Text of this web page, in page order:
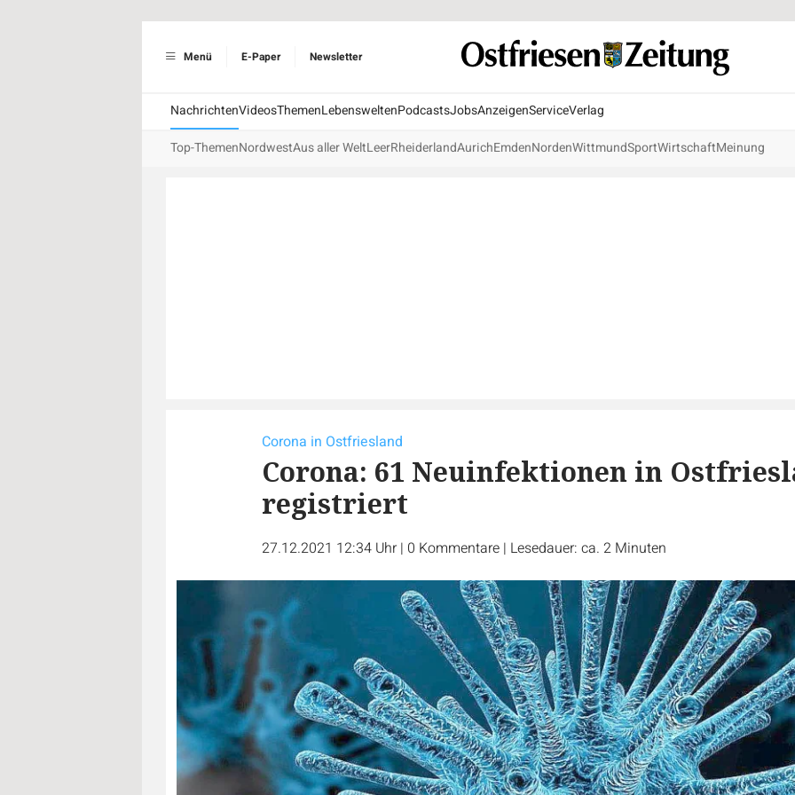
Menü E-Paper Newsletter
NachrichtenVideosThemenLebensweltenPodcastsJobsAnzeigenServiceVerlag
Top-ThemenNordwestAus aller WeltLeerRheiderlandAurichEmdenNordenWittmundSportWirtschaftMeinung
Corona in Ostfriesland
Corona: 61 Neuinfektionen in
registriert
27.12.2021 12:34 Uhr | 0 Kommentare | Lesedauer: ca. 2 Minuten